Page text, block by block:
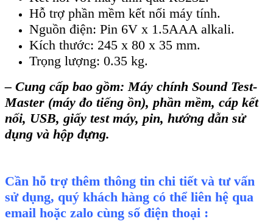
Hỗ trợ phần mềm kết nối máy tính.
Nguồn điện: Pin 6V x 1.5AAA alkali.
Kích thước: 245 x 80 x 35 mm.
Trọng lượng: 0.35 kg.
– Cung cấp bao gồm: Máy chính Sound Test-
Master (máy đo tiếng ồn), phần mềm, cáp kết
nối, USB, giấy test máy, pin, hướng dẫn sử
dụng và hộp đựng.
Cần hỗ trợ thêm thông tin chi tiết và tư vấn
sử dụng, quý khách hàng có thể liên hệ qua
email hoặc zalo cùng số điện thoại :